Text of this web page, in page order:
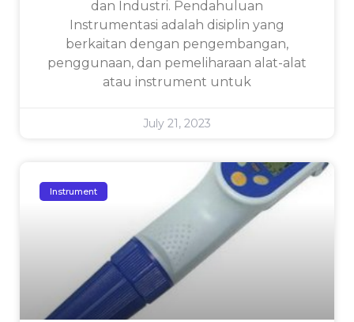
dan Industri. Pendahuluan
Instrumentasi adalah disiplin yang
berkaitan dengan pengembangan,
penggunaan, dan pemeliharaan alat-alat
atau instrument untuk
July 21, 2023
Instrument